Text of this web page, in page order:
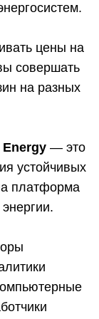
цены на
совершать
на разных
— это
устойчивых
платформа